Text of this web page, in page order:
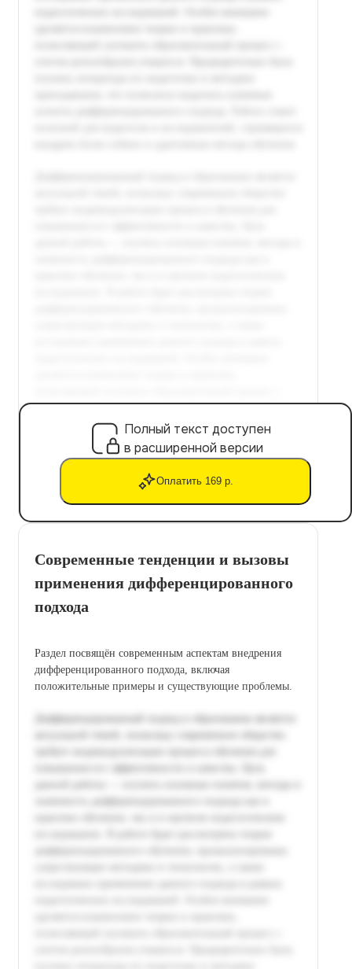
Полный текст доступен
в расширенной версии
Оплатить 169 р.
Современные тенденции и вызовы
применения дифференцированного
подхода
Раздел посвящён современным аспектам внедрения
дифференцированного подхода, включая
положительные примеры и существующие проблемы.